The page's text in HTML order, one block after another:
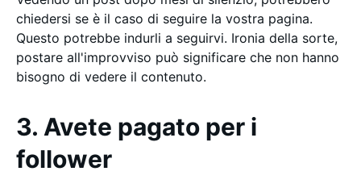
chiedersi se è il caso di seguire la vostra pagina.
Questo potrebbe indurli a seguirvi. Ironia della sorte,
postare all'improvviso può significare che non hanno
bisogno di vedere il contenuto.
3. Avete pagato per i
follower